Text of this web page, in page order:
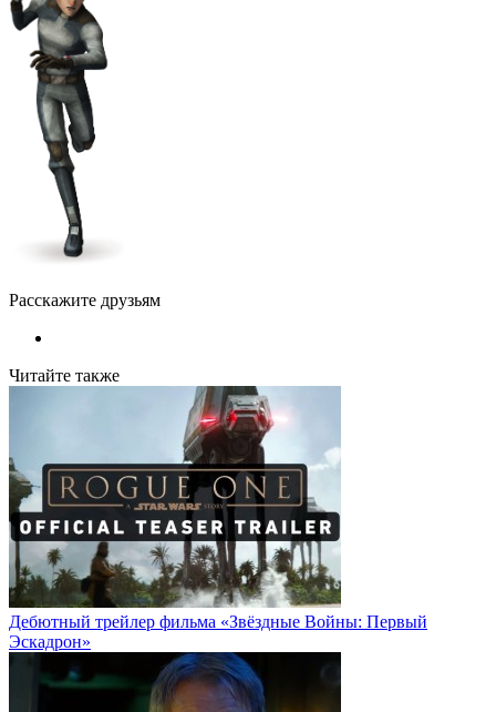
Расскажите друзьям
Читайте также
Дебютный трейлер фильма «Звёздные Войны: Первый
Эскадрон»